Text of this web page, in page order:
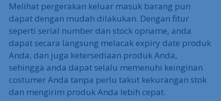
Melihat pergerakan keluar masuk barang pun
dapat dengan mudah dilakukan. Dengan fitur
seperti serial number dan stock opname, anda
dapat secara langsung melacak expiry date produk
Anda, dan juga ketersediaan produk Anda,
sehingga anda dapat selalu memenuhi keinginan
costumer Anda tanpa perlu takut kekurangan stok
dan mengirim produk Anda lebih cepat.